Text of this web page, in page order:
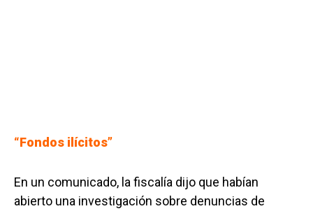
“Fondos ilícitos”
En un comunicado, la fiscalía dijo que habían
abierto una investigación sobre denuncias de